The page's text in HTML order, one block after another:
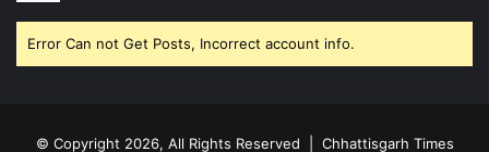
Error Can not Get Posts, Incorrect account info.
© Copyright 2026, All Rights Reserved | Chhattisgarh Times